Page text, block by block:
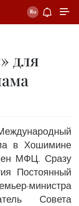
для
в Хошимине
МФЦ. Сразу
Постоянный
министра
Совета